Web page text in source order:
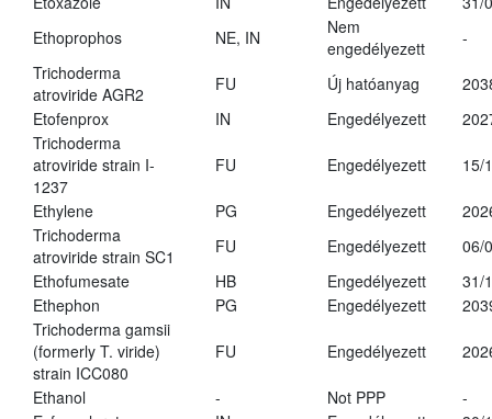
Ethoprophos
NE, IN
Nem
engedélyezett
-
Trichoderma
atroviride AGR2
FU Új hatóanyag
Etofenprox
IN Engedélyezett
Trichoderma
atroviride strain I-
1237
FU Engedélyezett 15/
Ethylene PG Engedélyezett
Trichoderma
atroviride strain SC1
FU Engedélyezett
06/
Ethofumesate
HB Engedélyezett
31/
Ethephon
PG Engedélyezett
Trichoderma gamsii
(formerly T. viride)
strain ICC080
FU Engedélyezett
Ethanol - Not PPP
-